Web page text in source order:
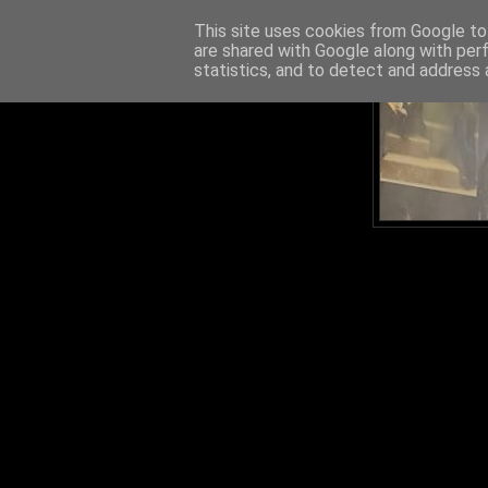
This site uses cookies from Google
are shared with Google along with
statistics, and to detect and address